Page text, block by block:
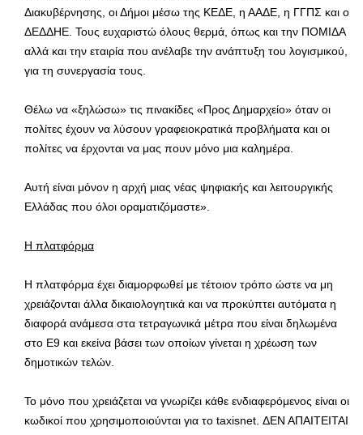
Διακυβέρνησης, οι Δήμοι μέσω της ΚΕΔΕ, η ΑΑΔΕ, η ΓΓΠΣ και ο
ΔΕΔΔΗΕ. Τους ευχαριστώ όλους θερμά, όπως και την ΠΟΜΙΔΑ
αλλά και την εταιρία που ανέλαβε την ανάπτυξη του λογισμικού,
για τη συνεργασία τους.
Θέλω να «ξηλώσω» τις πινακίδες «Προς Δημαρχείο» όταν οι
πολίτες έχουν να λύσουν γραφειοκρατικά προβλήματα και οι
πολίτες να έρχονται να μας πουν μόνο μια καλημέρα.
Αυτή είναι μόνον η αρχή μιας νέας ψηφιακής και λειτουργικής
Ελλάδας που όλοι οραματιζόμαστε».
Η πλατφόρμα
Η πλατφόρμα έχει διαμορφωθεί με τέτοιον τρόπο ώστε να μη
χρειάζονται άλλα δικαιολογητικά και να προκύπτει αυτόματα η
διαφορά ανάμεσα στα τετραγωνικά μέτρα που είναι δηλωμένα
στο Ε9 και εκείνα βάσει των οποίων γίνεται η χρέωση των
δημοτικών τελών.
Το μόνο που χρειάζεται να γνωρίζει κάθε ενδιαφερόμενος είναι οι
κωδικοί που χρησιμοποιούνται για το taxisnet. ΔΕΝ ΑΠΑΙΤΕΙΤΑΙ